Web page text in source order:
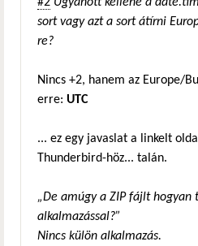
sort vagy azt a sort átírni
re?
Nincs +2, hanem az Europe/
erre: UTC
... ez egy javaslat a linkelt
Thunderbird-höz... talán.
„De amúgy a ZIP fájlt
alkalmazással?”
Nincs külön alkalmazás.